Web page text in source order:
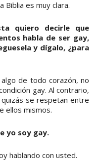
Biblia es muy clara.
quiero decirle que
habla de ser gay,
y dígalo, ¿para
de todo corazón, no
gay. Al contrario,
se respetan entre
ellos mismos.
yo soy gay.
hablando con usted.